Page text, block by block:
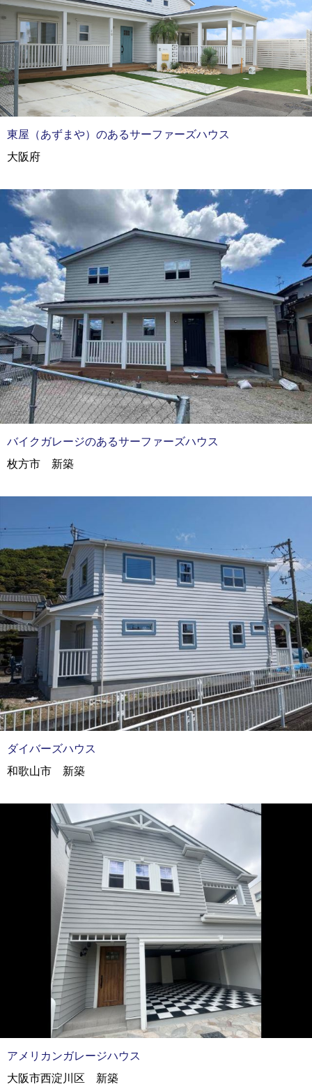
東屋（あずまや）のあるサーファーズハウス
大阪府
バイクガレージのあるサーファーズハウス
枚方市 新築
ダイバーズハウス
和歌山市 新築
アメリカンガレージハウス
大阪市西淀川区 新築